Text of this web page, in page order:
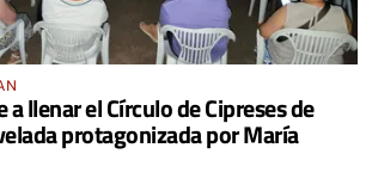
a llenar el Círculo de Cipreses de
protagonizada por María